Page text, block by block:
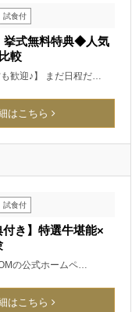
試食付
挙式無料特典◆人気
較
歓迎♪】 まだ日程だ…
はこちら
試食付
き】特選牛堪能×
の公式ホームペ…
はこちら